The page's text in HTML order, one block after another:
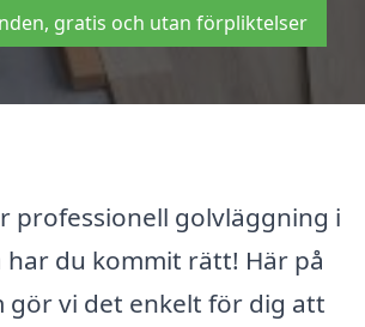
gratis och utan förpliktelser
professionell golvläggning i
har du kommit rätt! Här på
vi det enkelt för dig att